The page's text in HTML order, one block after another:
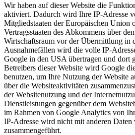
Wir haben auf dieser Website die
aktiviert. Dadurch wird Ihre IP-Adresse
Mitgliedstaaten der Europäischen Union
Vertragsstaaten des Abkommens über
Wirtschaftsraum vor der Übermittlung in
Ausnahmefällen wird die volle IP-
Google in den USA übertragen und dort
Betreibers dieser Website wird Google
benutzen, um Ihre Nutzung der Website
über die Websiteaktivitäten
der Websitenutzung und der
Dienstleistungen gegenüber dem
im Rahmen von Google Analytics von
IP-Adresse wird nicht mit anderen Daten
zusammengeführt.